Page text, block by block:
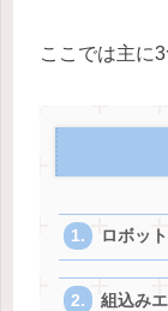
ここでは主に
ロボッ
組込み